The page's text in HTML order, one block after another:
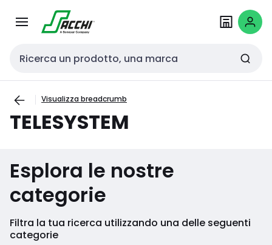
navigazionecontenuto
Cerca input
Visualizza breadcrumb
TELESYSTEM
Esplora le nostre
categorie
Filtra la tua ricerca utilizzando una delle seguenti
categorie